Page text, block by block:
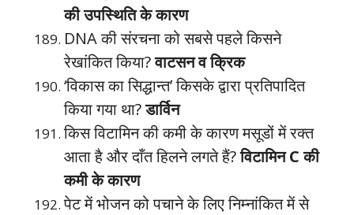
की उपस्थिति के कारण
DNA की संरचना को सबसे पहले किसने
रेखांकित किया?वाटसन व क्रिक
‘विकास का सिद्धान्त’ किसके द्वारा प्रतिपादित
किया गया था?डार्विन
किस विटामिन की कमी के कारण मसूडों में रक्त
आता है और दाँत हिलने लगते हैं?विटामिन C की
कमी के कारण
पेट में भोजन को पचाने के लिए निम्नांकित में से